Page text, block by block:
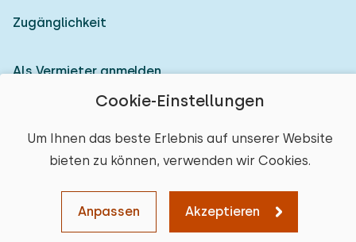
Cookie-Einstellungen
Um Ihnen das beste Erlebnis auf unserer Website
bieten zu können, verwenden wir Cookies.
Anpassen Akzeptieren
Zugänglichkeit
Als Vermieter anmelden